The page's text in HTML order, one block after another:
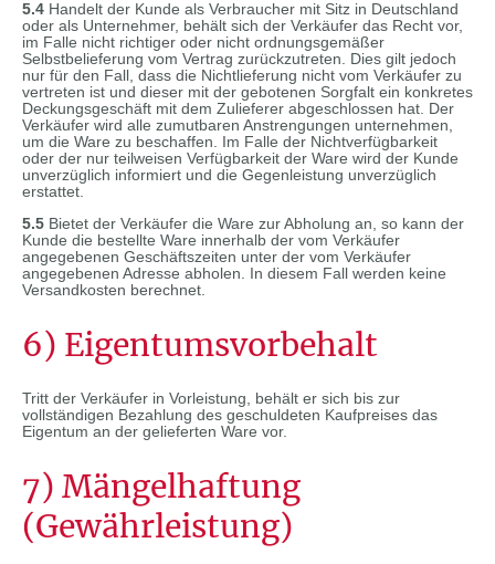
5.4 Handelt der Kunde als Verbraucher mit Sitz in Deutschland
oder als Unternehmer, behält sich der Verkäufer das Recht vor,
im Falle nicht richtiger oder nicht ordnungsgemäßer
Selbstbelieferung vom Vertrag zurückzutreten. Dies gilt jedoch
nur für den Fall, dass die Nichtlieferung nicht vom Verkäufer zu
vertreten ist und dieser mit der gebotenen Sorgfalt ein konkretes
Deckungsgeschäft mit dem Zulieferer abgeschlossen hat. Der
Verkäufer wird alle zumutbaren Anstrengungen unternehmen,
um die Ware zu beschaffen. Im Falle der Nichtverfügbarkeit
oder der nur teilweisen Verfügbarkeit der Ware wird der Kunde
unverzüglich informiert und die Gegenleistung unverzüglich
erstattet.
5.5 Bietet der Verkäufer die Ware zur Abholung an, so kann der
Kunde die bestellte Ware innerhalb der vom Verkäufer
angegebenen Geschäftszeiten unter der vom Verkäufer
angegebenen Adresse abholen. In diesem Fall werden keine
Versandkosten berechnet.
6) Eigentumsvorbehalt
Tritt der Verkäufer in Vorleistung, behält er sich bis zur
vollständigen Bezahlung des geschuldeten Kaufpreises das
Eigentum an der gelieferten Ware vor.
7) Mängelhaftung
(Gewährleistung)